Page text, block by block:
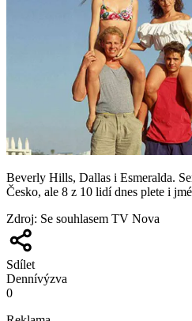
Beverly Hills, Dallas i Esmeralda.
Česko, ale 8 z 10 lidí dnes plete i
Zdroj: Se souhlasem TV Nova
Sdílet
Dennívýzva
0